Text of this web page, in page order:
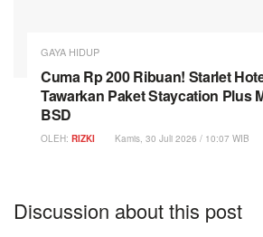
GAYA HIDUP
Cuma Rp 200 Ribuan! Starlet
Tawarkan Paket Staycation Plus
BSD
OLEH: RIZKI Kamis, 30 Juli 2026 / 10:07 WIB
Discussion about this post